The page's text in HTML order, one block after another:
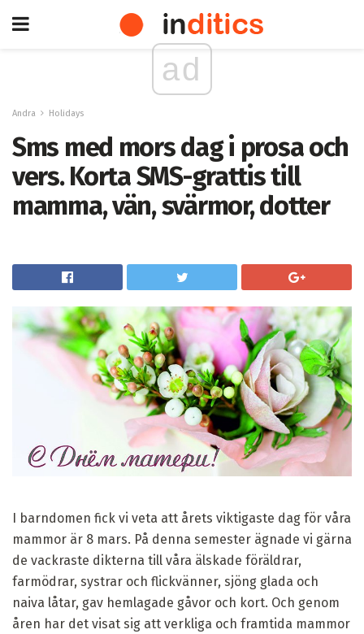
ad
Andra Holidays
Sms med mors dag i prosa och
vers. Korta SMS-grattis till
mamma, vän, svärmor, dotter
I barndomen fick vi veta att årets viktigaste dag för våra
mammor är 8 mars. På denna semester ägnade vi gärna
de vackraste dikterna till våra älskade föräldrar,
farmödrar, systrar och flickvänner, sjöng glada och
naiva låtar, gav hemlagade gåvor och kort. Och genom
åren har det visat sig att verkliga och framtida mammor